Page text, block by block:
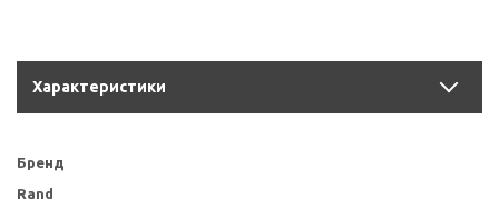
Характеристики
Бренд
Rand